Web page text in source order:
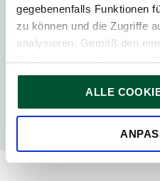
gegebenenfalls Funktionen
zu können und die Zugriffe
analysieren. Gemäß den
Bestimmungen können wir
speichern, wenn diese für
unbedingt notwendig sind.
ersuchen wir um Ihre
Sie können Ihre Einwilligung
ALLE
Steuertipp
Kontakt
Manfred